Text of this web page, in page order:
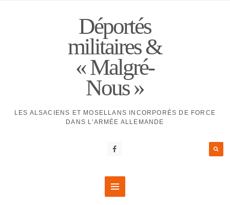
Déportés
militaires &
« Malgré-
Nous »
LES ALSACIENS ET MOSELLANS INCORPORÉS DE FORCE
DANS L'ARMÉE ALLEMANDE